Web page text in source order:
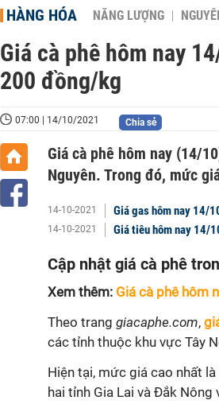
HÀNG HÓA NĂNG LƯỢNG
Giá cà phê hôm nay
200 đồng/kg
07:00 | 14/10/2021 Chia sẻ
Giá cà phê hôm nay (14/
Nguyên. Trong đó, mức
14-10-2021 Giá gas hôm nay 14/
14-10-2021 Giá tiêu hôm nay 14/
Cập nhật giá cà phê
Xem thêm: Giá cà phê hôm
Theo trang giacaphe.com,
các tỉnh thuộc khu vực Tây
Hiện tại, mức giá cao nhất
hai tỉnh Gia Lai và Đắk